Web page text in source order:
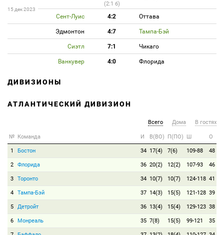
(2:1 б)
15 дек 2023
Сент-Луис 4:2 Оттава
Эдмонтон 4:7 Тампа-Бэй
Сиэтл 7:1 Чикаго
Ванкувер 4:0 Флорида
ДИВИЗИОНЫ
АТЛАНТИЧЕСКИЙ ДИВИЗИОН
Всего Дома В гостях
№ Команда И В(ВО) П(ПО) Ш О
1 Бостон 34 17(4) 7(6) 109-88 48
2 Флорида 36 20(2) 12(2) 107-93 46
3 Торонто 34 10(7) 10(7) 124-118 41
4 Тампа-Бэй 37 14(3) 15(5) 121-128 39
5 Детройт 36 13(4) 15(4) 129-123 38
6 Монреаль 35 7(8) 15(5) 99-121 35